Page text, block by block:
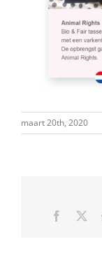
maart 20th, 2020